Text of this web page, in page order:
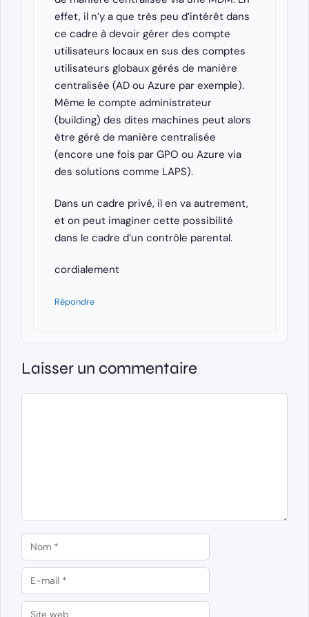
effet, il n’y a que très peu d’intérêt dans
ce cadre à devoir gérer des compte
utilisateurs locaux en sus des comptes
utilisateurs globaux gérés de manière
centralisée (AD ou Azure par exemple).
Même le compte administrateur
(building) des dites machines peut alors
être géré de manière centralisée
(encore une fois par GPO ou Azure via
des solutions comme LAPS).
Dans un cadre privé, il en va autrement,
et on peut imaginer cette possibilité
dans le cadre d’un contrôle parental.
cordialement
Répondre
Laisser un commentaire
Commentaire
Nom
E-
mail
Site